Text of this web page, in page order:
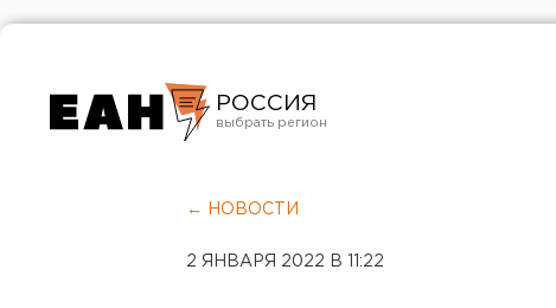
РОССИЯ
Челябинск
← НОВОСТИ
2 ЯНВАРЯ 2022 В 11:22